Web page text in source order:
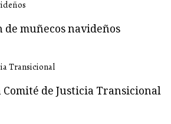
muñecos navideños
de Justicia Transicional